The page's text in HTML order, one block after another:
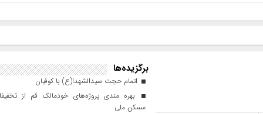
برگزیده‌ها
اتمام حجت سیدالشهدا(ع) با کوفیان
بهره مندی پروژه‌های خودمالک قم از
مسکن ملی